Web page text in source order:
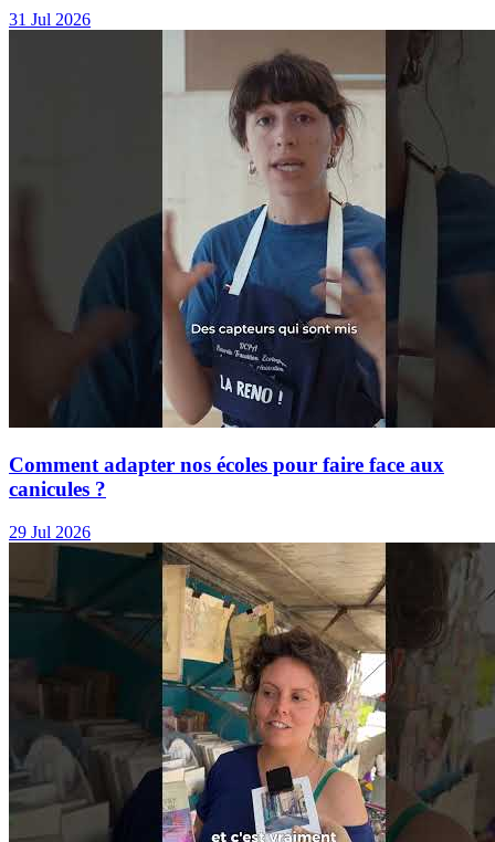
31 Jul 2026
Comment adapter nos écoles pour faire face aux
canicules ?
29 Jul 2026